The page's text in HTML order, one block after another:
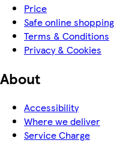
Price
Safe online shopping
Terms & Conditions
Privacy & Cookies
About
Accessibility
Where we deliver
Service Charge